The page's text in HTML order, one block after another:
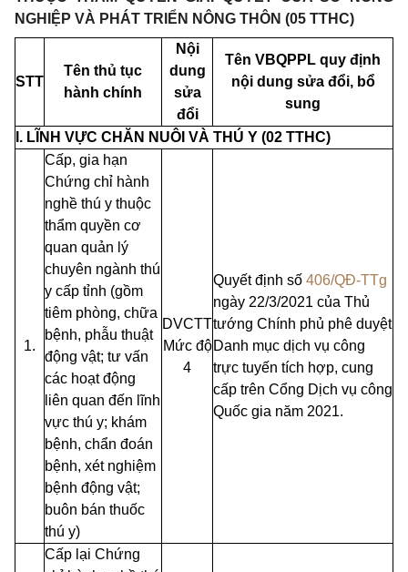
NGHIỆP VÀ PHÁT TRIỂN NÔNG THÔN (05 TTHC)
STT
Tên thủ tục
hành chính
Nội
dung
sửa
đổi
Tên VBQPPL quy định
nội dung sửa đổi, bổ
sung
I. LĨNH VỰC CHĂN NUÔI VÀ THÚ Y (02 TTHC)
1.
Cấp, gia hạn
Chứng chỉ hành
nghề thú y thuộc
thẩm quyền cơ
quan quản lý
chuyên ngành thú
y cấp tỉnh (gồm
tiêm phòng, chữa
bệnh, phẫu thuật
động vật; tư vấn
các hoạt động
liên quan đến lĩnh
vực thú y; khám
bệnh, chẩn đoán
bệnh, xét nghiệm
bệnh động vật;
buôn bán thuốc
thú y)
DVCTT
Mức độ
4
Quyết định số 406/QĐ-TTg
ngày 22/3/2021 của Thủ
tướng Chính phủ phê duyệt
Danh mục dịch vụ công
trực tuyến tích hợp, cung
cấp trên Cổng Dịch vụ công
Quốc gia năm 2021.
Cấp lại Chứng